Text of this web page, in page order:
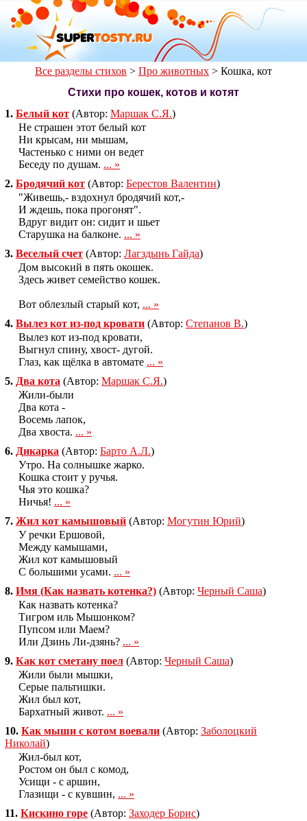
Все разделы стихов > Про животных > Кошка, кот
Стихи про кошек, котов и котят
1. Белый кот (Автор: Маршак С.Я.)
Не страшен этот белый кот
Ни крысам, ни мышам,
Частенько с ними он ведет
Беседу по душам. ... »
2. Бродячий кот (Автор: Берестов Валентин)
"Живешь,- вздохнул бродячий кот,-
И ждешь, пока прогонят".
Вдруг видит он: сидит и шьет
Старушка на балконе. ... »
3. Веселый счет (Автор: Лагздынь Гайда)
Дом высокий в пять окошек.
Здесь живет семейство кошек.
Вот облезлый старый кот, ... »
4. Вылез кот из-под кровати (Автор: Степанов В.)
Вылез кот из-под кровати,
Выгнул спину, хвост- дугой.
Глаз, как щёлка в автомате ... »
5. Два кота (Автор: Маршак С.Я.)
Жили-были
Два кота -
Восемь лапок,
Два хвоста. ... »
6. Дикарка (Автор: Барто А.Л.)
Утро. На солнышке жарко.
Кошка стоит у ручья.
Чья это кошка?
Ничья! ... »
7. Жил кот камышовый (Автор: Могутин Юрий)
У речки Ершовой,
Между камышами,
Жил кот камышовый
С большими усами. ... »
8. Имя (Как назвать котенка?) (Автор: Черный Саша)
Как назвать котенка?
Тигром иль Мышонком?
Пупсом или Маем?
Или Дзинь Ли-дзянь? ... »
9. Как кот сметану поел (Автор: Черный Саша)
Жили были мышки,
Серые пальтишки.
Жил был кот,
Бархатный живот. ... »
10. Как мыши с котом воевали (Автор: Заболоцкий
Николай)
Жил-был кот,
Ростом он был с комод,
Усищи - с аршин,
Глазищи - с кувшин, ... »
11. Кискино горе (Автор: Заходер Борис)